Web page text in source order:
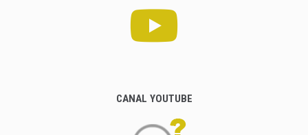
CANAL YOUTUBE